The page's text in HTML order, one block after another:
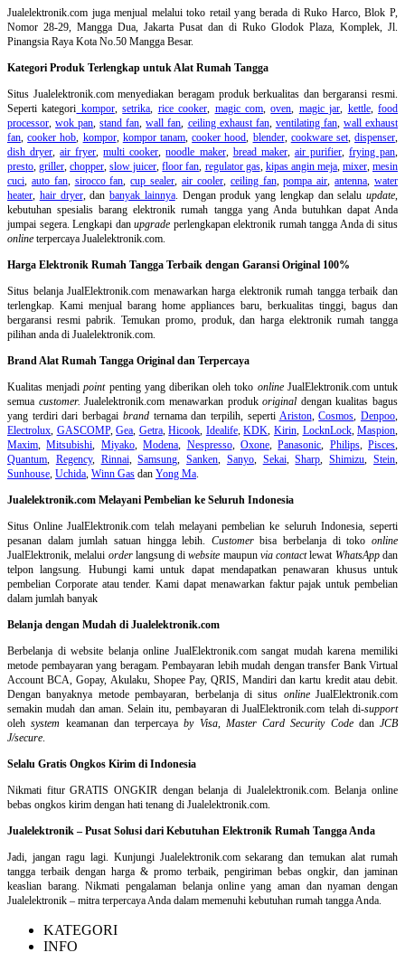
Jualelektronik.com juga menjual melalui toko retail yang berada di Ruko Harco, Blok P,
Nomor 28-29, Mangga Dua, Jakarta Pusat dan di Ruko Glodok Plaza, Komplek, Jl.
Pinangsia Raya Kota No.50 Mangga Besar.
Kategori Produk Terlengkap untuk Alat Rumah Tangga
Situs Jualelektronik.com menyediakan beragam produk berkualitas dan bergaransi resmi.
Seperti kategori kompor,setrika rice cooker magic com,oven magic jar kettle,food
processor ,wok pan ,stand fan ,wall fan ceiling exhaust fan, ventilating fan, wall exhaust
fan ,cooker hob kompor, kompor tanam,cooker hood blender, cookware set,dispenser
dish dryer ,air fryer ,multi cooker ,noodle maker, bread maker, air purifier, frying pan
presto ,griller ,chopper ,slow juicer ,floor fan regulator gas, kipas angin meja, mixer,mesin
cuci auto fan, sirocco fan ,cup sealer ,air cooler, ceiling fan,pompa air ,antenna ,water
heater hair dryer, dan banyak lainnya. Dengan produk yang lengkap dan selalu update
kebutuhan spesialis barang elektronik rumah tangga yang Anda butuhkan dapat Anda
jumpai segera. Lengkapi danupgrade perlengkapan elektronik rumah tangga Anda di situs
online terpercaya Jualelektronik.com.
Harga Elektronik Rumah Tangga Terbaik dengan Garansi Original 100%
Situs belanjaJualElektronik.com menawarkan harga elektronik rumah tangga terbaik dan
terlengkap. Kami menjual barang home appliances baru, berkualitas tinggi, bagus dan
bergaransi resmi pabrik. Temukan promo, produk, dan harga elektronik rumah tangga
pilihan anda di Jualelektronik.com.
Brand Alat Rumah Tangga Original dan Terpercaya
Kualitas menjadipointpenting yang diberikan oleh toko onlineJualElektronik.com untuk
semua customer. Jualelektronik.com menawarkan produkoriginal dengan kualitas bagus
yang terdiri dari berbagai brandternama dan terpilih, seperti Ariston,Cosmos ,Denpoo
Electrolux GASCOMP,Gea Getra,Hicook Idealife,KDK Kirin, LocknLock,Maspion
Maxim ,Mitsubishi Miyako,Modena Nespresso, Oxone,Panasonic Philips, Pisces
Quantum
Regency, Rinnai,Samsung ,Sanken Sanyo, Sekai,Sharp ,Shimizu ,Stein
Sunhouse Uchida Winn Gas dan Yong Ma
Jualelektronik.com Melayani Pembelian ke Seluruh Indonesia
Situs Online JualElektronik.com telah melayani pembelian ke seluruh Indonesia, seperti
pesanan dalam jumlah satuan hingga lebih. Customerbisa berbelanja di tokoonline
JualElektronik, melalui orderlangsung diwebsite maupun via contactlewat WhatsAppdan
telpon langsung
Hubungi kami untuk dapat mendapatkan penawaran khusus untuk
pembelian Corporate atau tender. Kami dapat menawarkan faktur pajak untuk pembelian
dalam jumlah banyak
Belanja dengan Mudah di Jualelektronik.com
Berbelanja diwebsite belanja online JualElektronik.com sangat mudah karena memiliki
metode pembayaran yang beragam. Pembayaran lebih mudah dengan transfer Bank Virtual
Account BCA, Gopay, Akulaku, Shopee Pay, QRIS, Mandiri dan kartu kredit atau debit.
Dengan banyaknya metode pembayaran, berbelanja di situs onlineJualElektronik.com
semakin mudah dan aman. Selain itu, pembayaran di JualElektronik.com telah di-support
olehsystem keamanan dan terpercayaby Visa, Master Card Security Codedan JCB
J/secure
Selalu Gratis Ongkos Kirim di Indonesia
Nikmati fitur GRATIS ONGKIR dengan belanja di Jualelektronik.com. Belanja online
bebas ongkos kirim dengan hati tenang di Jualelektronik.com.
Jualelektronik – Pusat Solusi dari Kebutuhan Elektronik Rumah Tangga Anda
Jadi, jangan ragu lagi. Kunjungi Jualelektronik.com sekarang dan temukan alat rumah
tangga terbaik dengan harga & promo terbaik, pengiriman bebas ongkir, dan jaminan
keaslian barang. Nikmati pengalaman belanja online yang aman dan nyaman dengan
Jualelektronik – mitra terpercaya Anda dalam memenuhi kebutuhan rumah tangga Anda.
KATEGORI
INFO